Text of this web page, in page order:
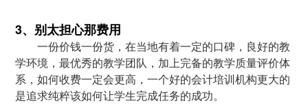
3、别太担心那费用
一份价钱一份货，在当地有着一定的口碑，良好的教
学环境，最优秀的教学团队，加上完备的教学质量评价体
系，如何收费一定会更高，一个好的会计培训机构更大的
是追求纯粹该如何让学生完成任务的成功。